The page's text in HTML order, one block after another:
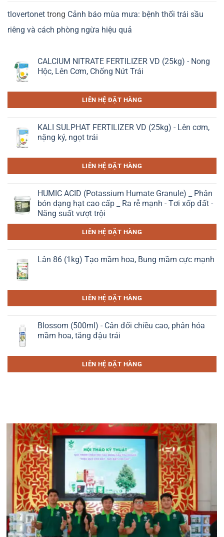
tlovertonet trong Cảnh báo mùa mưa: bệnh thối trái sầu
riêng và cách phòng ngừa hiệu quả
CALCIUM NITRATE FERTILIZER VD (25kg) - Nong
Hộc, Lên Cơm, Chống Nứt Trái
LIÊN HỆ ĐẶT HÀNG
KALI SULPHAT FERTILIZER VD (25kg) - Lên cơm,
nặng ký, ngọt trái
LIÊN HỆ ĐẶT HÀNG
HUMIC ACID (Potassium Humate Granule) _ Phân
bón dạng hạt cao cấp _ Ra rễ mạnh - Tơi xốp đất -
Năng suất vượt trội
LIÊN HỆ ĐẶT HÀNG
Lân 86 (1kg) Tạo mầm hoa, Bung mầm cực mạnh
LIÊN HỆ ĐẶT HÀNG
Blossom (500ml) - Cân đối chiều cao, phân hóa
mầm hoa, tăng đậu trái
LIÊN HỆ ĐẶT HÀNG